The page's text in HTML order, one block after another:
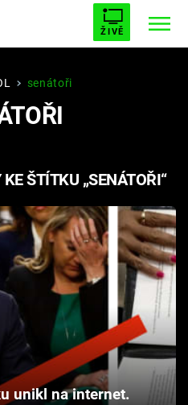
ŽIVĚ
PŘEMOŽITELKA UPÍRŮ
AVENGERS 5
senátoři
ŠTÍTKU „SENÁTOŘI“
unikl na internet.